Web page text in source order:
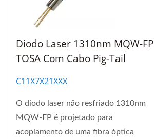
Diodo Laser 1310nm MQW-FP
TOSA Com Cabo Pig-Tail
C11X7X21XXX
O diodo laser não resfriado 1310nm
MQW-FP é projetado para
acoplamento de uma fibra óptica